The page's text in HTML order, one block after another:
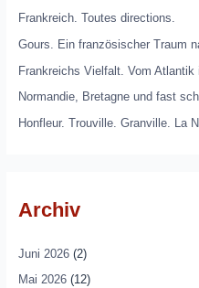
Frankreich. Toutes directions.
Gours. Ein französischer Traum
Frankreichs Vielfalt. Vom Atlantik
Normandie, Bretagne und fast
Honfleur. Trouville. Granville. La
Archiv
Juni 2026(2)
Mai 2026(12)